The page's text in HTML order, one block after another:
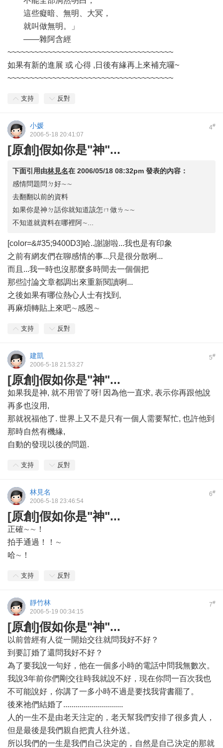
這些癡暗、無明、大冥，
就叫做無明。」
——雜阿含經
~~~~~~~~~~~~~~~~~~~~~~~~~~~~~~~~~~~~~
如果有新的進展 或 心得 ,日後有緣再上來補充囉~
~~~~~~~~~~~~~~~~~~~~~~~~~~~~~~~~~~~~~
支持 反對
4#
小媛
2006-5-18 20:41:07
[原創]假如你是"神"...
下面引用由林見名在 2006/05/18 08:32pm 發表的內容：
感情問題問ㄉ好∼∼
去翻翻以前的資料
如果你是神ㄉ話你就知道該怎ㄇ做ㄌ∼∼
不知道就資料在哪裡阿∼...
[color=&#35;9400D3]哈..謝謝啦...我也是有印象
之前有網友們在聊感情的事...只是很分散咧...
而且...我一時也沒那麼多時間去一個個把
那些討論文章都調出來重新閱讀咧...
之後如果有哪位熱心人士有找到,
再麻煩轉貼上來吧∼感恩∼
支持 反對
5#
建凱
2006-5-18 21:53:27
[原創]假如你是"神"...
如果我是神, 就不用管了呀! 因為他一直求, 表示你再跟他說
再多也沒用,
那就祝福他了. 世界上又不是只有一個人需要幫忙, 也許他到
那時自然有機緣,
自動的發現以後的問題.
支持 反對
6#
林見名
2006-5-18 23:46:54
[原創]假如你是"神"...
正確∼∼！
拍手通過！！∼
哈∼！
支持 反對
7#
靜竹林
2006-5-19 00:34:15
[原創]假如你是"神"...
以前曾經有人從一開始交往就問我好不好？
到要訂婚了還問我好不好？
為了要我說一句好，他在一個多小時的電話中問我無數次。
我說3年前你們剛交往時我就說不好，現在你問一百次我也
不可能說好，你講了一多小時不過是要找我背書罷了。
後來祂們結婚了..............................
人的一生不是由老天注定的，老天幫我們安排了很多貴人，
但是最後是我們親自把貴人往外送。
所以我們的一生是我們自己決定的，自然是自己決定的那就